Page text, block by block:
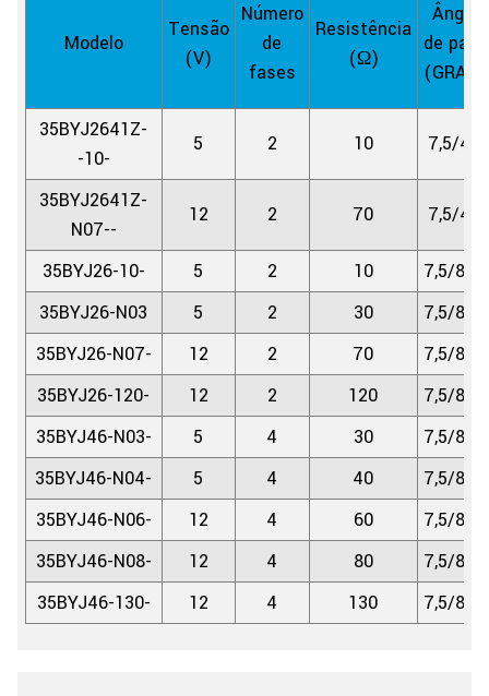
Modelo
Tensão
(V)
Número
de
fases
Resistência
(Ω)
Ângulo
de
35BYJ2641Z-
-10-
5 2 10 7,5/
35BYJ2641Z-
N07--
12 2 70 7,5/
35BYJ26-10- 5 2 10
7,5/
35BYJ26-N03
5 2 30
7,5/
35BYJ26-N07-
12 2 70
7,5/
35BYJ26-120-
12 2 120
7,5/
35BYJ46-N03-
5 4 30
7,5/
35BYJ46-N04-
5 4 40
7,5/
35BYJ46-N06-
12 4 60
7,5/
35BYJ46-N08-
12 4 80
7,5/
35BYJ46-130-
12 4 130 7,5/